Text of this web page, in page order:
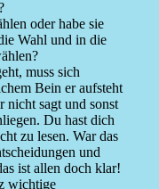
oder habe sie
Wahl und in die
muss sich
Bein er aufsteht
nicht sagt und sonst
Du hast dich
zu lesen. War das
und
ist allen doch klar!
wichtige